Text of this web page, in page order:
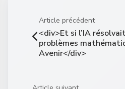
Article précédent
<div>Et si l’IA
problèmes
Avenir</div>